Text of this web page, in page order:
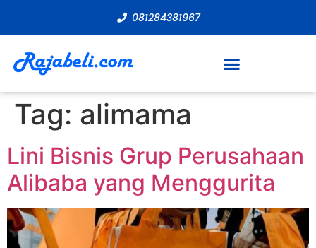
081284381967
Tag: alimama
Lini Bisnis Grup Perusahaan
Alibaba yang Menggurita